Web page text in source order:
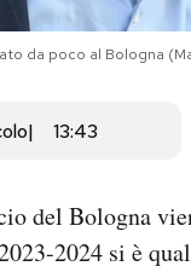
da poco al Bologna
13:43
del Bologna
2024 si è